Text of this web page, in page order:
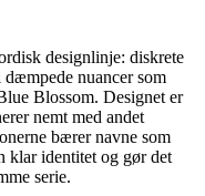
designlinje: diskrete
nuancer som
Blossom. Designet er
nemt med andet
bærer navne som
klar identitet og gør det
serie.